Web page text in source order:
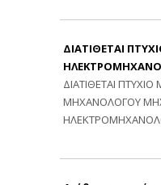
ΔΙΑΤΙΘΕΤΑΙ
ΔΙΑΤΙΘΕΤΑΙ
ΜΗΧΑΝΟΛΟΓΟΥ